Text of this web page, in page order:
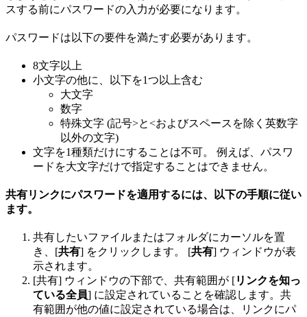
スする前にパスワードの入力が必要になります。
パスワードは以下の要件を満たす必要があります。
8文字以上
小文字の他に、以下を1つ以上含む
大文字
数字
特殊文字 (記号>と<およびスペースを除く英数字
以外の文字)
文字を1種類だけにすることは不可。 例えば、パスワ
ードを大文字だけで指定することはできません。
共有リンクにパスワードを適用するには、以下の手順に従い
ます。
共有したいファイルまたはフォルダにカーソルを置
き、[共有] をクリックします。 [共有] ウィンドウが表
示されます。
[共有] ウィンドウの下部で、共有範囲が [リンクを知っ
ている全員] に設定されていることを確認します。共
有範囲が他の値に設定されている場合は、リンクにパ